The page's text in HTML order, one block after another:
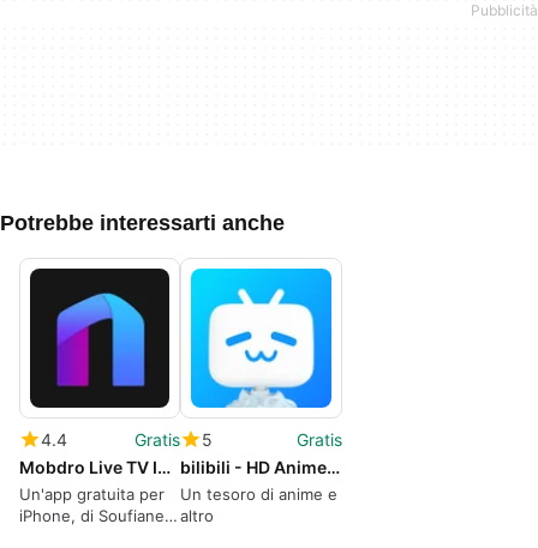
Potrebbe interessarti anche
4.4
Gratis
Mobdro Live TV IPTV HD Player
Un'app gratuita per
iPhone, di Soufiane
5
Gratis
bilibili - HD Anime Videos
Un tesoro di anime e
altro